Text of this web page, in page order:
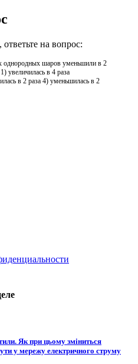
на вопрос:
однородных шаров уменьшили в 2
увеличилась в 4 раза
в 2 раза 4) уменьшилась в 2
Як при цьому зміниться
у мережу електричного струму